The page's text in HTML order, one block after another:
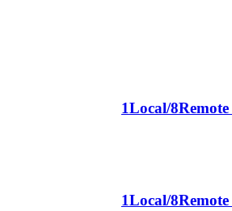
1Local/
1Local/